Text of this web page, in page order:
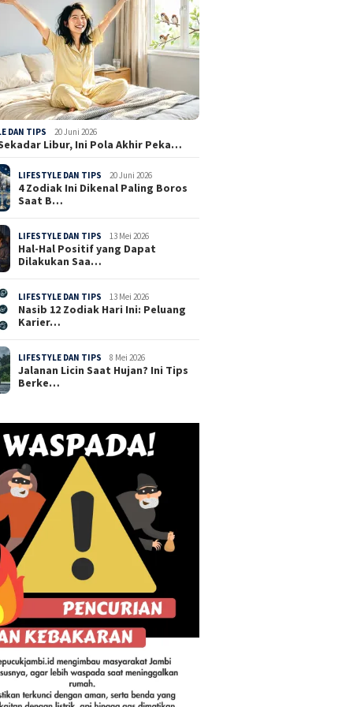
DAN TIPS 20 Juni 2026
Libur, Ini Pola Akhir Peka…
LIFESTYLE DAN TIPS 20 Juni 2026
4 Zodiak Ini Dikenal Paling Boros
Saat B…
LIFESTYLE DAN TIPS 13 Mei 2026
Hal-Hal Positif yang Dapat
Dilakukan Saa…
LIFESTYLE DAN TIPS 13 Mei 2026
Nasib 12 Zodiak Hari Ini: Peluang
Karier…
LIFESTYLE DAN TIPS 8 Mei 2026
Jalanan Licin Saat Hujan? Ini Tips
Berke…